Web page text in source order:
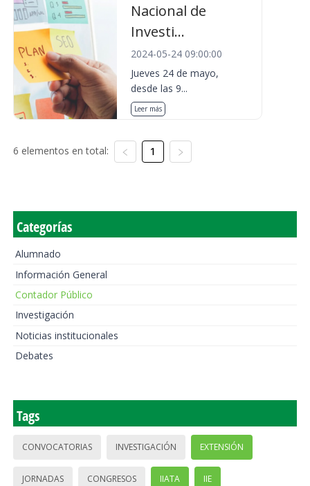
Nacional de
Investi...
2024-05-24 09:00:00
Jueves 24 de mayo,
desde las 9...
Leer más
6 elementos en total: 1
Categorías
Alumnado
Información General
Contador Público
Investigación
Noticias institucionales
Debates
Tags
CONVOCATORIAS INVESTIGACIÓN EXTENSIÓN
JORNADAS CONGRESOS IIATA IIE